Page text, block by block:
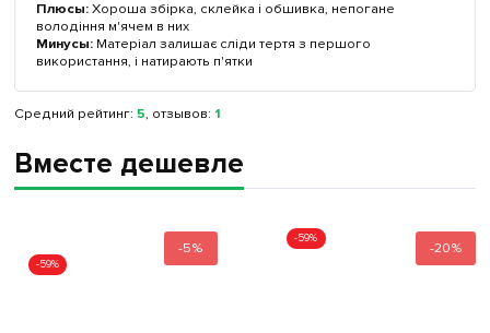
Плюсы:Хороша збірка, склейка і обшивка, непогане
володіння м'ячем в них
Минусы:Матеріал залишає сліди тертя з першого
використання, і натирають п'ятки
Средний рейтинг: 5, отзывов: 1
Вместе дешевле
-5%
-59%
-20%
-59%